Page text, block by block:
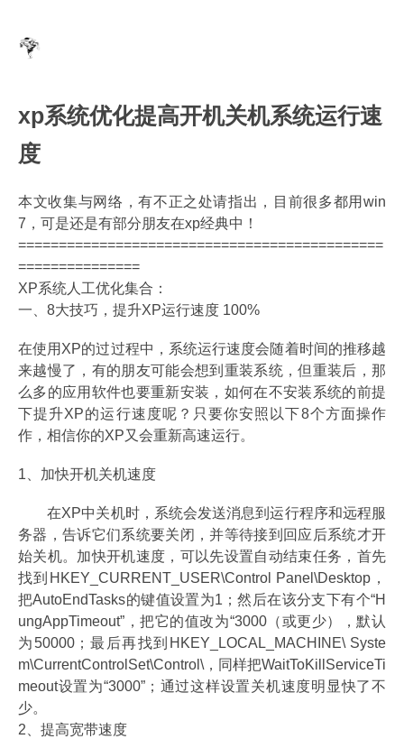
xp系统优化提高开机关机系统运行速
度
本文收集与网络，有不正之处请指出，目前很多都用win
7，可是还是有部分朋友在xp经典中！
=============================================
===============
XP系统人工优化集合：
一、8大技巧，提升XP运行速度 100%
在使用XP的过过程中，系统运行速度会随着时间的推移越
来越慢了，有的朋友可能会想到重装系统，但重装后，那
么多的应用软件也要重新安装，如何在不安装系统的前提
下提升XP的运行速度呢？只要你安照以下8个方面操作
作，相信你的XP又会重新高速运行。
1、加快开机关机速度
在XP中关机时，系统会发送消息到运行程序和远程服
务器，告诉它们系统要关闭，并等待接到回应后系统才开
始关机。加快开机速度，可以先设置自动结束任务，首先
找到HKEY_CURRENT_USER\Control Panel\Desktop，
把AutoEndTasks的键值设置为1；然后在该分支下有个“H
ungAppTimeout”，把它的值改为“3000（或更少），默认
为50000；最后再找到HKEY_LOCAL_MACHINE\ Syste
m\CurrentControlSet\Control\，同样把WaitToKillServiceTi
meout设置为“3000”；通过这样设置关机速度明显快了不
少。
2、提高宽带速度